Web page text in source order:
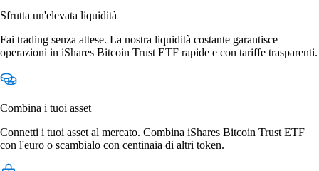
Sfrutta un'elevata liquidità
Fai trading senza attese. La nostra liquidità costante garantisce
operazioni in iShares Bitcoin Trust ETF rapide e con tariffe trasparenti.
Combina i tuoi asset
Connetti i tuoi asset al mercato. Combina iShares Bitcoin Trust ETF
con l'euro o scambialo con centinaia di altri token.